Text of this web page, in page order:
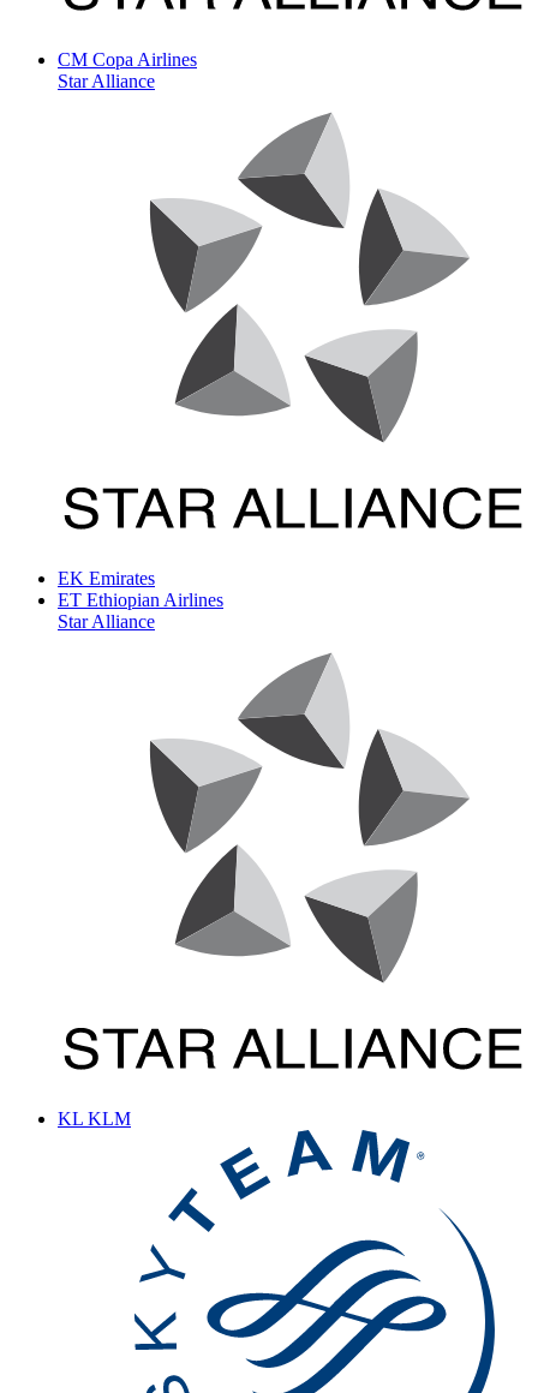
CM Copa Airlines
Star Alliance
EK Emirates
ET Ethiopian Airlines
Star Alliance
KL KLM